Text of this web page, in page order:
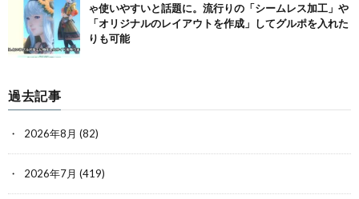
ゃ使いやすいと話題に。流行りの「シームレス加工」や
「オリジナルのレイアウトを作成」してグルポを入れた
りも可能
過去記事
2026年8月 (82)
2026年7月 (419)